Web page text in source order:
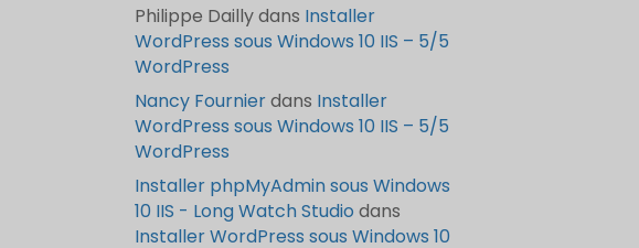
Philippe Daillydans Installer
WordPress sous Windows 10 IIS – 5/5
WordPress
Nancy Fournierdans Installer
WordPress sous Windows 10 IIS – 5/5
WordPress
Installer phpMyAdmin sous Windows
10 IIS - Long Watch Studio dans
Installer WordPress sous Windows 10